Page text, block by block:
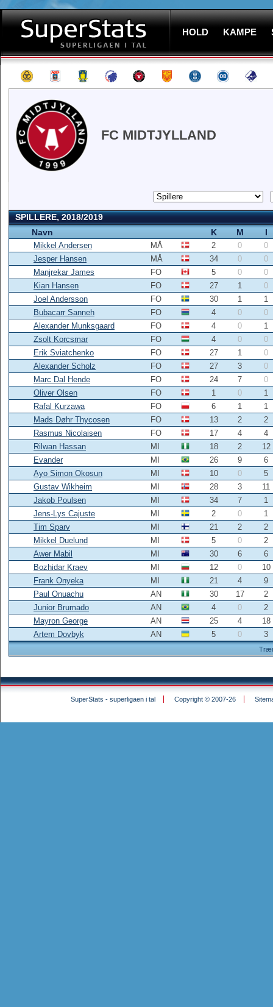
HOLD KAMPE
FC MIDTJYLLAND
SPILLERE, 2018/2019
Navn
K M I
Mikkel Andersen MÅ 2 0
0
Jesper Hansen
MÅ 34 0
0
Manjrekar James
FO 5 0
0
Kian Hansen
FO 27 1
0
Joel Andersson
FO 30 1
1
Bubacarr Sanneh
FO 4 0
0
Alexander Munksgaard
FO 4 0
1
Zsolt Korcsmar
FO 4 0
0
Erik Sviatchenko
FO 27 1
0
Alexander Scholz
FO 27 3
0
Marc Dal Hende
FO 24 7
0
Oliver Olsen
FO 1 0
1
Rafal Kurzawa
FO 6 1
1
Mads Døhr Thycosen
FO 13 2
2
Rasmus Nicolaisen
FO 17 4
4
Rilwan Hassan
MI 18 2
12
Evander
MI 26 9
6
Ayo Simon Okosun
MI 10 0
5
Gustav Wikheim
MI 28 3
11
Jakob Poulsen
MI 34 7
1
Jens-Lys Cajuste
MI 2 0
1
Tim Sparv
MI 21 2
2
Mikkel Duelund
MI 5 0
2
Awer Mabil
MI 30 6
6
Bozhidar Kraev
MI 12 0
10
Frank Onyeka
MI 21 4
9
Paul Onuachu
AN 30 17
2
Junior Brumado
AN 4 0
2
Mayron George
AN 25 4
18
Artem Dovbyk
AN 5 0 3
SuperStats - superligaen i tal Copyright © 2007-26